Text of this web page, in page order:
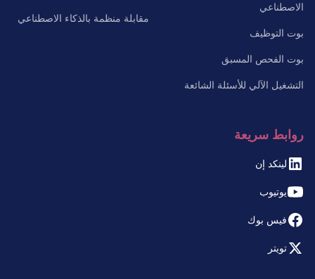
الاصطناعي
بوت التوظيف
بوت الفحص المسبق
التشغيل الآلي للأسئلة الشائعة
مقابلة منظمة بالذكاء الاصطناعي
روابط سريعة
لينكد إن
يوتيوب
فيس بوك
تويتر